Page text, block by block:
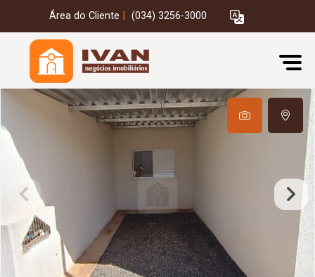
Área do Cliente (034) 3256-3000